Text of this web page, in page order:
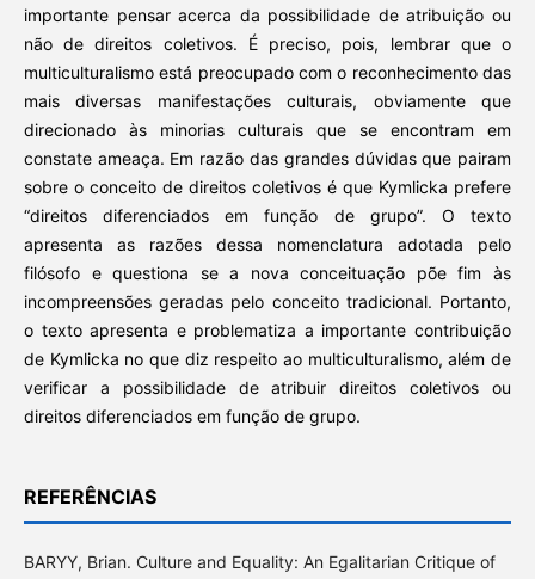
importante pensar acerca da possibilidade de atribuição ou
não de direitos coletivos. É preciso, pois, lembrar que o
multiculturalismo está preocupado com o reconhecimento das
mais diversas manifestações culturais, obviamente que
direcionado às minorias culturais que se encontram em
constate ameaça. Em razão das grandes dúvidas que pairam
sobre o conceito de direitos coletivos é que Kymlicka prefere
“direitos diferenciados em função de grupo”. O texto
apresenta as razões dessa nomenclatura adotada pelo
filósofo e questiona se a nova conceituação põe fim às
incompreensões geradas pelo conceito tradicional. Portanto,
o texto apresenta e problematiza a importante contribuição
de Kymlicka no que diz respeito ao multiculturalismo, além de
verificar a possibilidade de atribuir direitos coletivos ou
direitos diferenciados em função de grupo.
REFERÊNCIAS
BARYY, Brian. Culture and Equality: An Egalitarian Critique of